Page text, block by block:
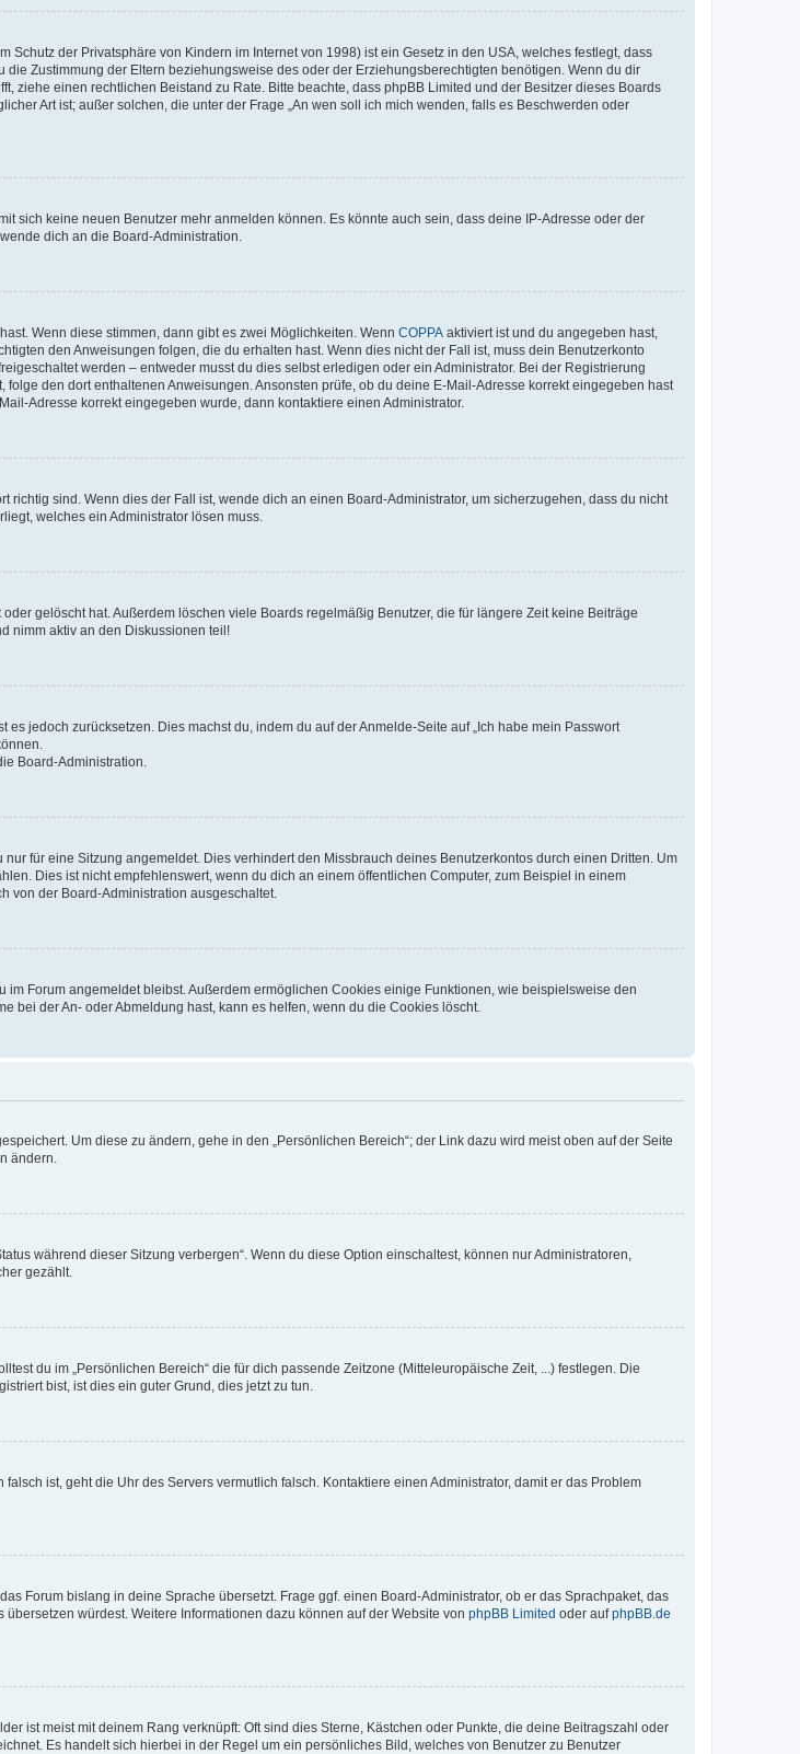
Schutz der Privatsphäre von Kindern im Internet von 1998) ist ein Gesetz in den USA, welches festlegt, dass
Zustimmung der Eltern beziehungsweise des oder der Erziehungsberechtigten benötigen. Wenn du dir
ziehe einen rechtlichen Beistand zu Rate. Bitte beachte, dass phpBB Limited und der Besitzer dieses Boards
Art ist; außer solchen, die unter der Frage „An wen soll ich mich wenden, falls es Beschwerden oder
sich keine neuen Benutzer mehr anmelden können. Es könnte auch sein, dass deine IP-Adresse oder der
dich an die Board-Administration.
Wenn diese stimmen, dann gibt es zwei Möglichkeiten. Wenn COPPA aktiviert ist und du angegeben hast,
den Anweisungen folgen, die du erhalten hast. Wenn dies nicht der Fall ist, muss dein Benutzerkonto
werden – entweder musst du dies selbst erledigen oder ein Administrator. Bei der Registrierung
den dort enthaltenen Anweisungen. Ansonsten prüfe, ob du deine E-Mail-Adresse korrekt eingegeben hast
Adresse korrekt eingegeben wurde, dann kontaktiere einen Administrator.
sind. Wenn dies der Fall ist, wende dich an einen Board-Administrator, um sicherzugehen, dass du nicht
welches ein Administrator lösen muss.
gelöscht hat. Außerdem löschen viele Boards regelmäßig Benutzer, die für längere Zeit keine Beiträge
nimm aktiv an den Diskussionen teil!
jedoch zurücksetzen. Dies machst du, indem du auf der Anmelde-Seite auf „Ich habe mein Passwort
Board-Administration.
für eine Sitzung angemeldet. Dies verhindert den Missbrauch deines Benutzerkontos durch einen Dritten. Um
Dies ist nicht empfehlenswert, wenn du dich an einem öffentlichen Computer, zum Beispiel in einem
von der Board-Administration ausgeschaltet.
im Forum angemeldet bleibst. Außerdem ermöglichen Cookies einige Funktionen, wie beispielsweise den
bei der An- oder Abmeldung hast, kann es helfen, wenn du die Cookies löscht.
Um diese zu ändern, gehe in den „Persönlichen Bereich“; der Link dazu wird meist oben auf der Seite
ändern.
während dieser Sitzung verbergen“. Wenn du diese Option einschaltest, können nur Administratoren,
gezählt.
du im „Persönlichen Bereich“ die für dich passende Zeitzone (Mitteleuropäische Zeit, ...) festlegen. Die
bist, ist dies ein guter Grund, dies jetzt zu tun.
ist, geht die Uhr des Servers vermutlich falsch. Kontaktiere einen Administrator, damit er das Problem
Forum bislang in deine Sprache übersetzt. Frage ggf. einen Board-Administrator, ob er das Sprachpaket, das
würdest. Weitere Informationen dazu können auf der Website von phpBB Limited oder aufphpBB.de
ist meist mit deinem Rang verknüpft: Oft sind dies Sterne, Kästchen oder Punkte, die deine Beitragszahl oder
Es handelt sich hierbei in der Regel um ein persönliches Bild, welches von Benutzer zu Benutzer